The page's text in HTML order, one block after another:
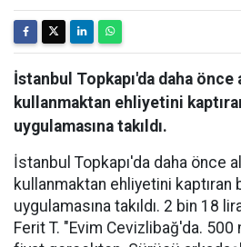
İstanbul Topkapı'da daha önce
kullanmaktan ehliyetini
uygulamasına takıldı.
İstanbul Topkapı'da daha önce
kullanmaktan ehliyetini
uygulamasına takıldı. 2 bin 18
Ferit T. "Evim Cevizlibağ'da.